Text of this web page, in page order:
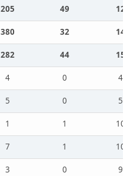
205 49
12
380 32
14
282 44
15
4 0
4
5 0
5
1 1
10
7 1
10
3 0
9